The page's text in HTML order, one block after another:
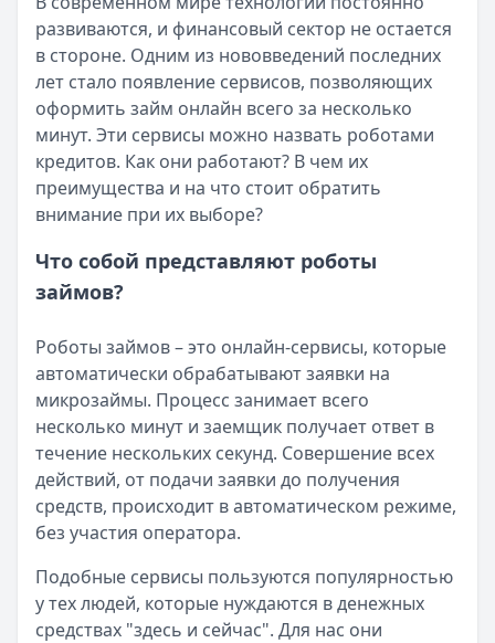
Опубликовано:5 декабря 2025 г.
Категория:МФО
Читать новость
Срочный микрозайм 15 000 ₽ на карту: свежая
Кратко:Нужны 15 000 рублей на карту прямо сегодня?
Опубликовано:5 декабря 2025 г.
Категория:МФО
Читать новость
Рекордный рост доли клиентов МФО с iPhone: что
Опубликовано:5 декабря 2025 г.
Категория:МФО
57 сервисов микрозаймов через Госуслуги: где
Кратко:Авторизация через Госуслуги ускоряет
Опубликовано:23 ноября 2025 г.
Категория:МФО
Читать новость
Смс о «одобренном займе» от Bigmani Ru: как
Кратко:Пришло СМС об одобрении займа от Bigmani
Опубликовано:23 ноября 2025 г.
Читать новость
Все новости
развиваются, и финансовый сектор не остается
в стороне. Одним из нововведений последних
лет стало появление сервисов, позволяющих
оформить займ онлайн всего за несколько
минут. Эти сервисы можно назвать роботами
кредитов. Как они работают? В чем их
преимущества и на что стоит обратить
внимание при их выборе?
Что собой представляют роботы
займов?
Роботы займов – это онлайн-сервисы, которые
автоматически обрабатывают заявки на
микрозаймы. Процесс занимает всего
несколько минут и заемщик получает ответ в
течение нескольких секунд. Совершение всех
действий, от подачи заявки до получения
средств, происходит в автоматическом режиме,
без участия оператора.
Подобные сервисы пользуются популярностью
у тех людей, которые нуждаются в денежных
средствах "здесь и сейчас". Для нас они